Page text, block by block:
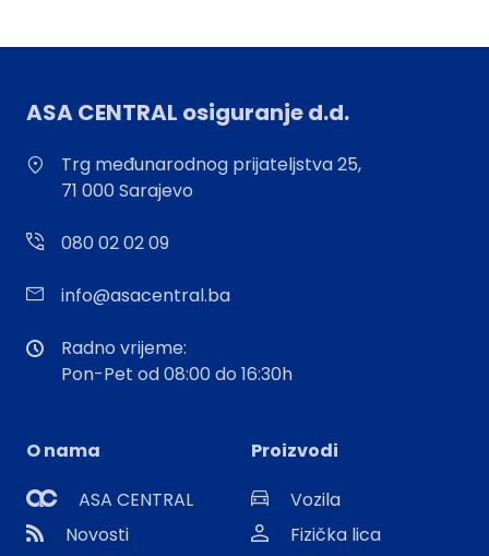
ASA CENTRAL osiguranje d.d.
Trg međunarodnog prijateljstva 25,
71 000 Sarajevo
080 02 02 09
info@asacentral.ba
Radno vrijeme:
Pon-Pet od 08:00 do 16:30h
O nama
ASA CENTRAL
Novosti
Proizvodi
Vozila
Fizička lica